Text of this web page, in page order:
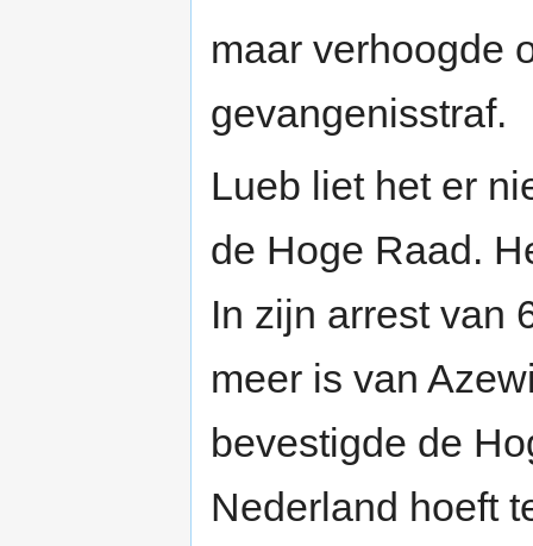
maar verhoogde
gevangenisstraf.
Lueb liet het er
de Hoge Raad.
In zijn arrest van
meer is van
bevestigde de
Nederland hoeft